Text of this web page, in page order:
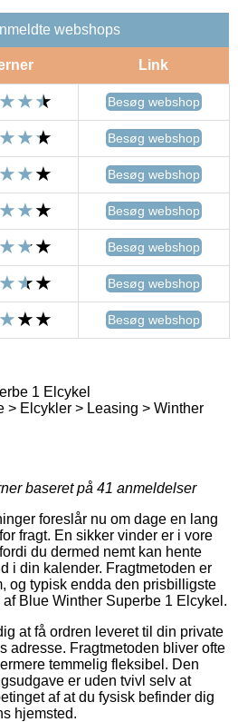
webshops
Link
Besøg webshop
Besøg webshop
Besøg webshop
Besøg webshop
Besøg webshop
Besøg webshop
Besøg webshop
1 Elcykel
> Elcykler > Leasing > Winther
baseret på 41 anmeldelser
foreslår nu om dage en lang
fragt. En sikker vinder er i vore
du dermed nemt kan hente
i din kalender. Fragtmetoden er
og typisk endda den prisbilligste
Blue Winther Superbe 1 Elcykel.
at få ordren leveret til din private
adresse. Fragtmetoden bliver ofte
temmelig fleksibel. Den
er uden tvivl selv at
af at du fysisk befinder dig
hjemsted.